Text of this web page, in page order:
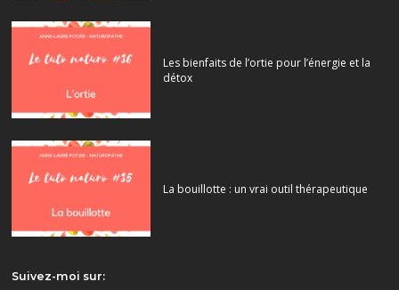
Les bienfaits de l’ortie pour l’énergie et la
détox
La bouillotte : un vrai outil thérapeutique
Suivez-moi sur: